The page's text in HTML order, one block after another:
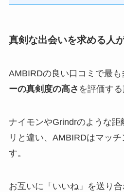
真剣な出会いを求める人
AMBIRDの良い口コミで最も
ーの真剣度の高さ を評価する
ナイモンやGrindrのような
リと違い、AMBIRDはマッ
す。
お互いに「いいね」を送り